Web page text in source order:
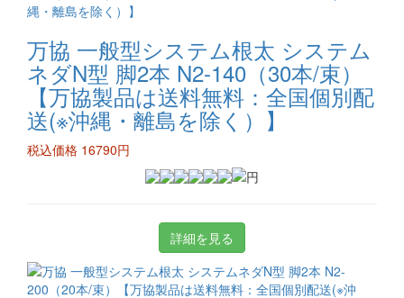
万協 一般型システム根太 システム
ネダN型 脚2本 N2-140（30本/束）
【万協製品は送料無料：全国個別配
送(※沖縄・離島を除く）】
税込価格 16790円
詳細を見る